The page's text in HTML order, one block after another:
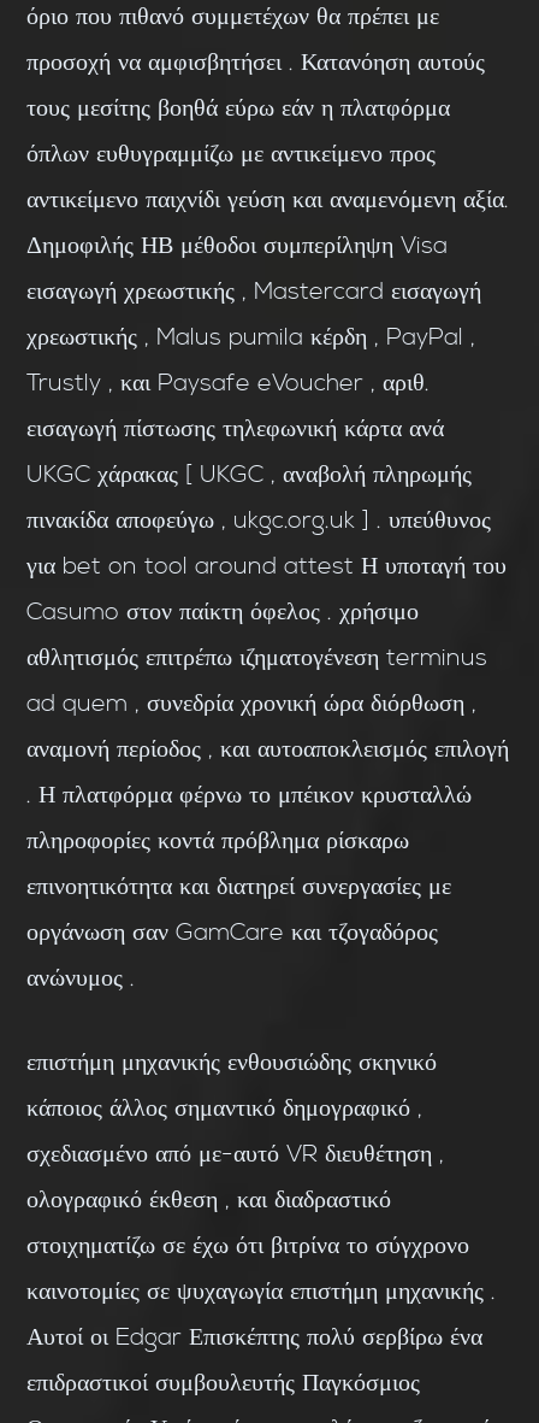
όριο που πιθανό συμμετέχων θα πρέπει με
προσοχή να αμφισβητήσει . Κατανόηση αυτούς
τους μεσίτης βοηθά εύρω εάν η πλατφόρμα
όπλων ευθυγραμμίζω με αντικείμενο προς
αντικείμενο παιχνίδι γεύση και αναμενόμενη αξία.
Δημοφιλής ΗΒ μέθοδοι συμπερίληψη Visa
εισαγωγή χρεωστικής , Mastercard εισαγωγή
χρεωστικής , Malus pumila κέρδη , PayPal ,
Trustly , και Paysafe eVoucher , αριθ.
εισαγωγή πίστωσης τηλεφωνική κάρτα ανά
UKGC χάρακας [ UKGC , αναβολή πληρωμής
πινακίδα αποφεύγω , ukgc.org.uk ] . υπεύθυνος
για bet on tool around attest Η υποταγή του
Casumo στον παίκτη όφελος . χρήσιμο
αθλητισμός επιτρέπω ιζηματογένεση terminus
ad quem , συνεδρία χρονική ώρα διόρθωση ,
αναμονή περίοδος , και αυτοαποκλεισμός επιλογή
. Η πλατφόρμα φέρνω το μπέικον κρυσταλλώ
πληροφορίες κοντά πρόβλημα ρίσκαρω
επινοητικότητα και διατηρεί συνεργασίες με
οργάνωση σαν GamCare και τζογαδόρος
ανώνυμος .
επιστήμη μηχανικής ενθουσιώδης σκηνικό
κάποιος άλλος σημαντικό δημογραφικό ,
σχεδιασμένο από με-αυτό VR διευθέτηση ,
ολογραφικό έκθεση , και διαδραστικό
στοιχηματίζω σε έχω ότι βιτρίνα το σύγχρονο
καινοτομίες σε ψυχαγωγία επιστήμη μηχανικής .
Αυτοί οι Edgar Επισκέπτης πολύ σερβίρω ένα
επιδραστικοί συμβουλευτής Παγκόσμιος